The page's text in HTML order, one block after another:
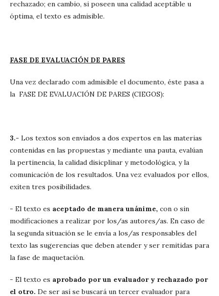
rechazado; en cambio, si poseen una calidad aceptáble u
óptima, el texto es admisible.
FASE DE EVALUACIÓN DE PARES
Una vez declarado com admisible el documento, éste pasa a
la FASE DE EVALUACIÓN DE PARES (CIEGOS):
3.- Los textos son enviados a dos expertos en las materias
contenidas en las propuestas y mediante una pauta, evalúan
la pertinencia, la calidad disicplinar y metodológica, y la
comunicación de los resultados. Una vez evaluados por ellos,
exiten tres posibilidades.
- El texto es aceptado de manera unánime, con o sin
modificaciones a realizar por los/as autores/as. En caso de
la segunda situación se le envía a los/as responsables del
texto las sugerencias que deben atender y ser remitidas para
la fase de maquetación.
- El texto es aprobado por un evaluador y rechazado por
el otro. De ser así se buscará un tercer evaluador para